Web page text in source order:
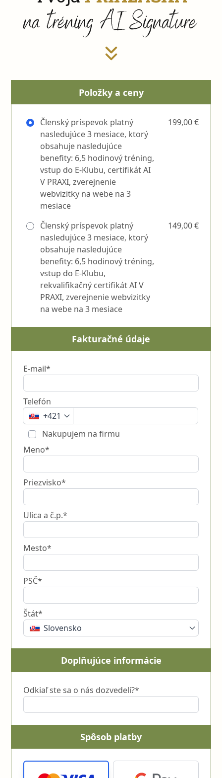
na tréning AI Signature
Položky a ceny
Členský príspevok platný
nasledujúce 3 mesiace, ktorý
obsahuje nasledujúce
benefity: 6,5 hodinový tréning,
vstup do E-Klubu, certifikát AI
V PRAXI, zverejnenie
webvizitky na webe na 3
mesiace
199,00 €
Členský príspevok platný
nasledujúce 3 mesiace, ktorý
obsahuje nasledujúce
benefity: 6,5 hodinový tréning,
vstup do E-Klubu,
rekvalifikačný certifikát AI V
PRAXI, zverejnenie webvizitky
na webe na 3 mesiace
149,00 €
Fakturačné údaje
E-mail*
Telefón
+421
Nakupujem na firmu
Meno*
Priezvisko*
Ulica a č.p.*
Mesto*
PSČ*
Štát*
Slovensko
Doplňujúce informácie
Odkiaľ ste sa o nás dozvedeli?*
Spôsob platby